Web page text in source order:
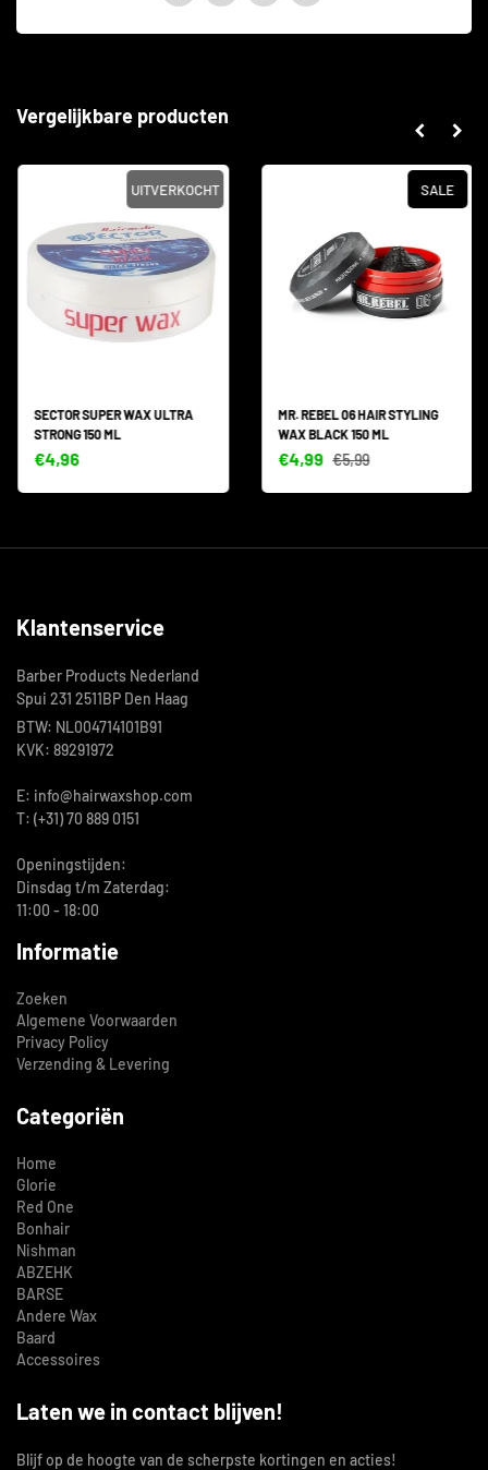
Vergelijkbare producten
UITVERKOCHT
SECTOR SUPER WAX ULTRA
STRONG 150 ML
€4,96
SALE
MR. REBEL 06 HAIR STYLING
WAX BLACK 150 ML
€4,99 €5,99
Klantenservice
Barber Products Nederland
Spui 231 2511BP Den Haag
BTW: NL004714101B91
KVK: 89291972
E: info@hairwaxshop.com
T: (+31) 70 889 0151
Openingstijden:
Dinsdag t/m Zaterdag:
11:00 - 18:00
Informatie
Zoeken
Algemene Voorwaarden
Privacy Policy
Verzending & Levering
Categoriën
Home
Glorie
Red One
Bonhair
Nishman
ABZEHK
BARSE
Andere Wax
Baard
Accessoires
Laten we in contact blijven!
Blijf op de hoogte van de scherpste kortingen en acties!